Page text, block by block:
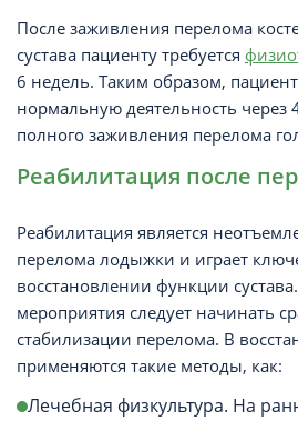
После заживления перелома
сустава пациенту требуется
6 недель. Таким образом,
нормальную деятельность через
полного заживления перелома
Реабилитация после
Реабилитация является
перелома лодыжки и играет
восстановлении функции
мероприятия следует начинать
стабилизации перелома. В
применяются такие методы, как:
Лечебная физкультура. На